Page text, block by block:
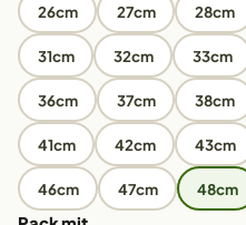
26cm 27cm 28cm
31cm 32cm 33cm
36cm 37cm 38cm
41cm 42cm 43cm
46cm 47cm 48cm